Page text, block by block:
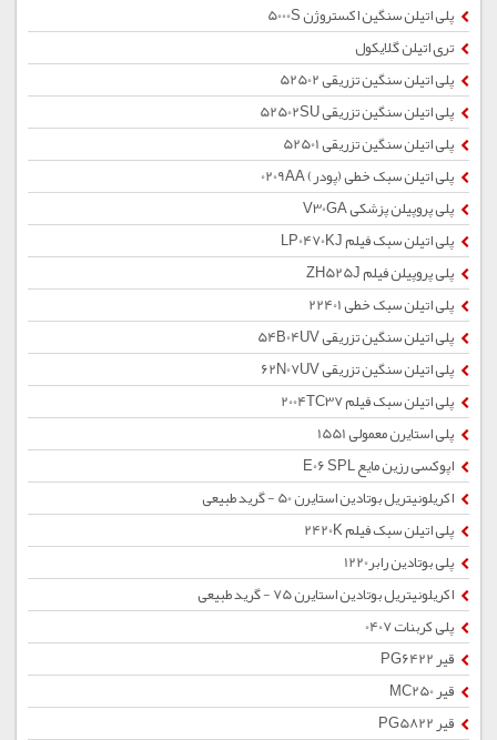
پلی اتیلن سنگین اکستروژن 5000S
تری اتیلن گلایکول
پلی اتیلن سنگین تزریقی 52502
پلی اتیلن سنگین تزریقی 52502SU
پلی اتیلن سنگین تزریقی 52501
پلی اتیلن سبک خطی (پودر) 0209AA
پلی پروپیلن پزشکی V30GA
پلی اتیلن سبک فیلم LP0470KJ
پلی پروپیلن فیلم ZH525J
پلی اتیلن سبک خطی 22401
پلی اتیلن سنگین تزریقی 54B04UV
پلی اتیلن سنگین تزریقی 62N07UV
پلی اتیلن سبک فیلم 2004TC37
پلی استایرن معمولی 1551
اپوکسی رزین مایع E06 SPL
اکریلونیتریل بوتادین استایرن 50 - گرید طبیعی
پلی اتیلن سبک فیلم 2420K
پلی بوتادین رابر1220
اکریلونیتریل بوتادین استایرن 75 - گرید طبیعی
پلی کربنات 0407
قیر PG6422
قیر MC250
قیر PG5822